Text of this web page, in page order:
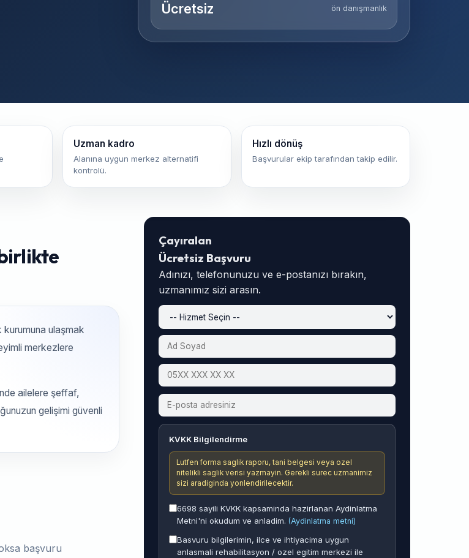
Ücretsiz ön danışmanlık
Uzman kadro
Alanına uygun merkez alternatifi
kontrolü.
Hızlı dönüş
Başvurular ekip tarafından takip edilir.
kurumuna ulaşmak
merkezlere
ailelere şeffaf,
gelişimi güvenli
başvuru
Çayıralan
Ücretsiz Başvuru
Adınızı, telefonunuzu ve e-postanızı bırakın,
uzmanımız sizi arasın.
KVKK Bilgilendirme
Lutfen forma saglik raporu, tani belgesi veya ozel
nitelikli saglik verisi yazmayin. Gerekli surec uzmanimiz
sizi aradiginda yonlendirilecektir.
6698 sayili KVKK kapsaminda hazirlanan Aydinlatma
Metni'ni okudum ve anladim. (Aydinlatma metni)
Basvuru bilgilerimin, ilce ve ihtiyacima uygun
anlasmali rehabilitasyon / ozel egitim merkezi ile